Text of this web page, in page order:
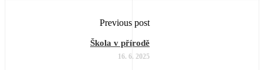
Previous post
Škola v přírodě
16. 6. 2025